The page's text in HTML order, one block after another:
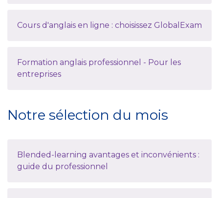
Cours d'anglais en ligne : choisissez GlobalExam
Formation anglais professionnel - Pour les
entreprises
Notre sélection du mois
Blended-learning avantages et inconvénients :
guide du professionnel